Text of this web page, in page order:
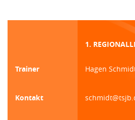
1.
Trainer Hagen
Kontakt